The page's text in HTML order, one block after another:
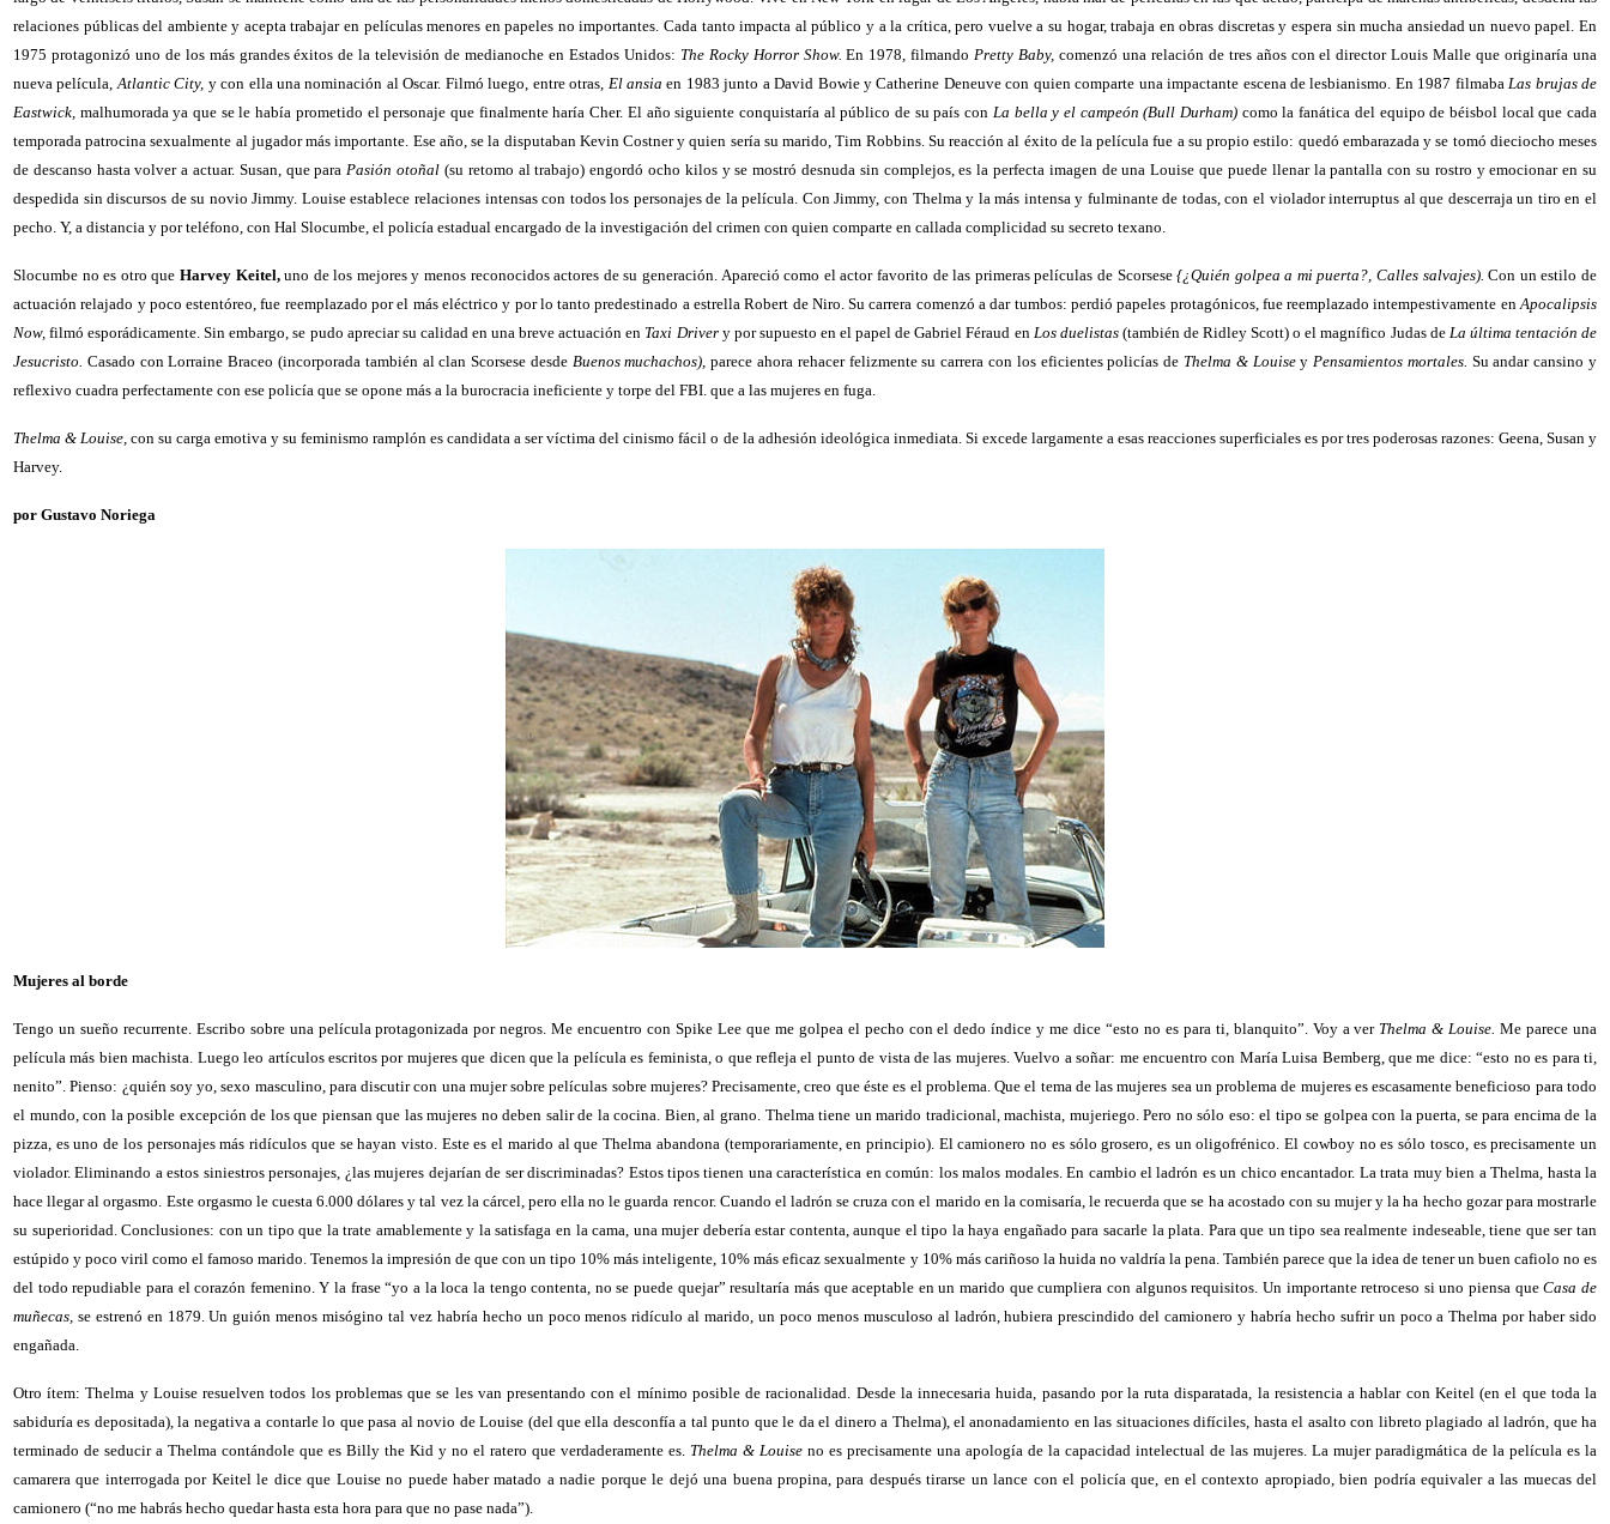
relaciones públicas del ambiente y acepta trabajar en películas menores en papeles no importantes. Cada tanto impacta al público y a la crítica, pero vuelve a su hogar, trabaja en obras discretas y espera sin mucha ansiedad un nuevo papel. En
1975 protagonizó uno de los más grandes éxitos de la televisión de medianoche en Estados Unidos: The Rocky Horror Show. En 1978, filmandoPretty Baby, comenzó una relación de tres años con el director Louis Malle que originaría una
nueva película,Atlantic City, y con ella una nominación al Oscar. Filmó luego, entre otras, El ansia en 1983 junto a David Bowie y Catherine Deneuve con quien comparte una impactante escena de lesbianismo. En 1987 filmabaLas brujas de
Eastwick, malhumorada ya que se le había prometido el personaje que finalmente haría Cher. El año siguiente conquistaría al público de su país con La bella y el campeón (Bull Durham) como la fanática del equipo de béisbol local que cada
temporada patrocina sexualmente al jugador más importante. Ese año, se la disputaban Kevin Costner y quien sería su marido, Tim Robbins. Su reacción al éxito de la película fue a su propio estilo: quedó embarazada y se tomó dieciocho meses
de descanso hasta volver a actuar. Susan, que paraPasión otoñal (su retomo al trabajo) engordó ocho kilos y se mostró desnuda sin complejos, es la perfecta imagen de una Louise que puede llenar la pantalla con su rostro y emocionar en su
despedida sin discursos de su novio Jimmy. Louise establece relaciones intensas con todos los personajes de la película. Con Jimmy, con Thelma y la más intensa y fulminante de todas, con el violador interruptus al que descerraja un tiro en el
pecho. Y, a distancia y por teléfono, con Hal Slocumbe, el policía estadual encargado de la investigación del crimen con quien comparte en callada complicidad su secreto texano.
Slocumbe no es otro que Harvey Keitel,uno de los mejores y menos reconocidos actores de su generación. Apareció como el actor favorito de las primeras películas de Scorsese{¿Quién golpea a mi puerta?, Calles salvajes). Con un estilo de
actuación relajado y poco estentóreo, fue reemplazado por el más eléctrico y por lo tanto predestinado a estrella Robert de Niro. Su carrera comenzó a dar tumbos: perdió papeles protagónicos, fue reemplazado intempestivamente enApocalipsis
Now, filmó esporádicamente. Sin embargo, se pudo apreciar su calidad en una breve actuación en Taxi Drivery por supuesto en el papel de Gabriel Féraud en Los duelistas(también de Ridley Scott) o el magnífico Judas de La última tentación de
Jesucristo. Casado con Lorraine Braceo (incorporada también al clan Scorsese desde Buenos muchachos), parece ahora rehacer felizmente su carrera con los eficientes policías de Thelma & LouiseyPensamientos mortales. Su andar cansino y
reflexivo cuadra perfectamente con ese policía que se opone más a la burocracia ineficiente y torpe del FBI. que a las mujeres en fuga.
Thelma & Louise, con su carga emotiva y su feminismo ramplón es candidata a ser víctima del cinismo fácil o de la adhesión ideológica inmediata. Si excede largamente a esas reacciones superficiales es por tres poderosas razones: Geena, Susan y
Harvey.
por Gustavo Noriega
Mujeres al borde
Tengo un sueño recurrente. Escribo sobre una película protagonizada por negros. Me encuentro con Spike Lee que me golpea el pecho con el dedo índice y me dice “esto no es para ti, blanquito”. Voy a ver Thelma & Louise. Me parece una
película más bien machista. Luego leo artículos escritos por mujeres que dicen que la película es feminista, o que refleja el punto de vista de las mujeres. Vuelvo a soñar: me encuentro con María Luisa Bemberg, que me dice: “esto no es para ti,
nenito”. Pienso: ¿quién soy yo, sexo masculino, para discutir con una mujer sobre películas sobre mujeres? Precisamente, creo que éste es el problema. Que el tema de las mujeres sea un problema de mujeres es escasamente beneficioso para todo
el mundo, con la posible excepción de los que piensan que las mujeres no deben salir de la cocina. Bien, al grano. Thelma tiene un marido tradicional, machista, mujeriego. Pero no sólo eso: el tipo se golpea con la puerta, se para encima de la
pizza, es uno de los personajes más ridículos que se hayan visto. Este es el marido al que Thelma abandona (temporariamente, en principio). El camionero no es sólo grosero, es un oligofrénico. El cowboy no es sólo tosco, es precisamente un
violador. Eliminando a estos siniestros personajes, ¿las mujeres dejarían de ser discriminadas? Estos tipos tienen una característica en común: los malos modales. En cambio el ladrón es un chico encantador. La trata muy bien a Thelma, hasta la
hace llegar al orgasmo. Este orgasmo le cuesta 6.000 dólares y tal vez la cárcel, pero ella no le guarda rencor. Cuando el ladrón se cruza con el marido en la comisaría, le recuerda que se ha acostado con su mujer y la ha hecho gozar para mostrarle
su superioridad. Conclusiones: con un tipo que la trate amablemente y la satisfaga en la cama, una mujer debería estar contenta, aunque el tipo la haya engañado para sacarle la plata. Para que un tipo sea realmente indeseable, tiene que ser tan
estúpido y poco viril como el famoso marido. Tenemos la impresión de que con un tipo 10% más inteligente, 10% más eficaz sexualmente y 10% más cariñoso la huida no valdría la pena. También parece que la idea de tener un buen cafiolo no es
del todo repudiable para el corazón femenino. Y la frase “yo a la loca la tengo contenta, no se puede quejar” resultaría más que aceptable en un marido que cumpliera con algunos requisitos. Un importante retroceso si uno piensa queCasa de
muñecas, se estrenó en 1879. Un guión menos misógino tal vez habría hecho un poco menos ridículo al marido, un poco menos musculoso al ladrón, hubiera prescindido del camionero y habría hecho sufrir un poco a Thelma por haber sido
engañada.
Otro ítem: Thelma y Louise resuelven todos los problemas que se les van presentando con el mínimo posible de racionalidad. Desde la innecesaria huida, pasando por la ruta disparatada, la resistencia a hablar con Keitel (en el que toda la
sabiduría es depositada), la negativa a contarle lo que pasa al novio de Louise (del que ella desconfía a tal punto que le da el dinero a Thelma), el anonadamiento en las situaciones difíciles, hasta el asalto con libreto plagiado al ladrón, que ha
terminado de seducir a Thelma contándole que es Billy the Kid y no el ratero que verdaderamente es. Thelma & Louise no es precisamente una apología de la capacidad intelectual de las mujeres. La mujer paradigmática de la película es la
camarera que interrogada por Keitel le dice que Louise no puede haber matado a nadie porque le dejó una buena propina, para después tirarse un lance con el policía que, en el contexto apropiado, bien podría equivaler a las muecas del
camionero (“no me habrás hecho quedar hasta esta hora para que no pase nada”).